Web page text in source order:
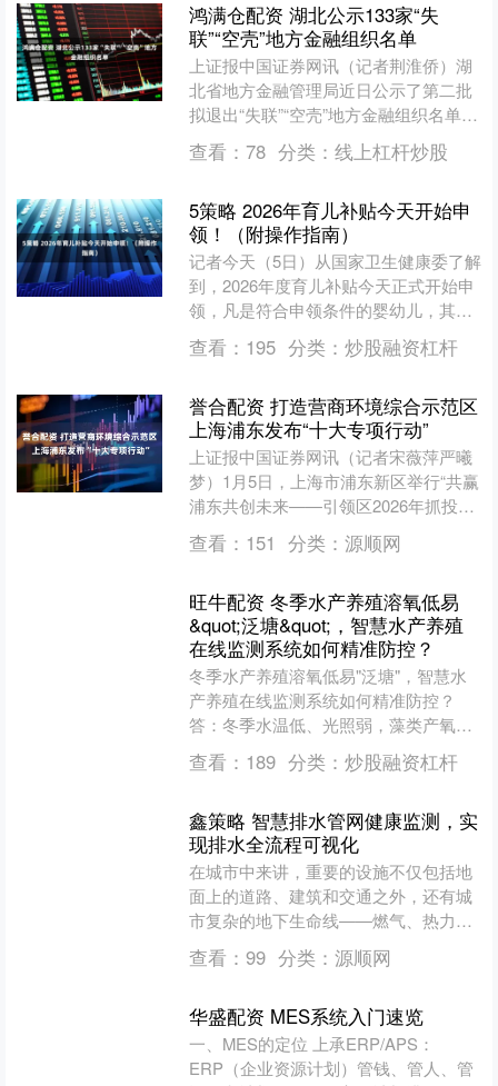
鸿满仓配资 湖北公示133家“失
联”“空壳”地方金融组织名单
上证报中国证券网讯（记者荆淮侨）湖
北省地方金融管理局近日公示了第二批
拟退出“失联”“空壳”地方金融组织名单，
包括小额贷款公司、典当行、融资担保
公司、融资租赁公司....
查看： 78 分类： 线上杠杆炒股
5策略 2026年育儿补贴今天开始申
领！（附操作指南）
记者今天（5日）从国家卫生健康委了解
到，2026年度育儿补贴今天正式开始申
领，凡是符合申领条件的婴幼儿，其申
领人今天就可以通过支付宝、微信平台
的“育儿补贴”小程....
查看： 195 分类： 炒股融资杠杆
誉合配资 打造营商环境综合示范区
上海浦东发布“十大专项行动”
上证报中国证券网讯（记者宋薇萍严曦
梦）1月5日，上海市浦东新区举行“共赢
浦东共创未来——引领区2026年抓投资
优环境促发展大会”。会上，浦东新区发
展和改革委员会....
查看： 151 分类： 源顺网
旺牛配资 冬季水产养殖溶氧低易
&quot;泛塘&quot;，智慧水产养殖
在线监测系统如何精准防控？
冬季水产养殖溶氧低易"泛塘"，智慧水
产养殖在线监测系统如何精准防控？
答：冬季水温低、光照弱，藻类产氧不
足，冰层阻隔空气交换，溶氧易跌破
3mg/L警戒线。传统人....
查看： 189 分类： 炒股融资杠杆
鑫策略 智慧排水管网健康监测，实
现排水全流程可视化
在城市中来讲，重要的设施不仅包括地
面上的道路、建筑和交通之外，还有城
市复杂的地下生命线——燃气、热力、
排水等。其中，许多城市主干排水管道
看上去粗大宽敞，仿佛可以....
查看： 99 分类： 源顺网
华盛配资 MES系统入门速览
一、MES的定位 上承ERP/APS：
ERP（企业资源计划）管钱、管人、管